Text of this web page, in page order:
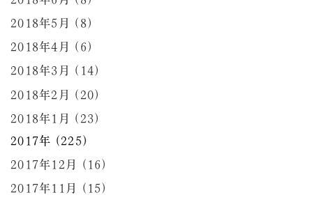
2018年5月 (8)
2018年4月 (6)
2018年3月 (14)
2018年2月 (20)
2018年1月 (23)
2017年 (225)
2017年12月 (16)
2017年11月 (15)